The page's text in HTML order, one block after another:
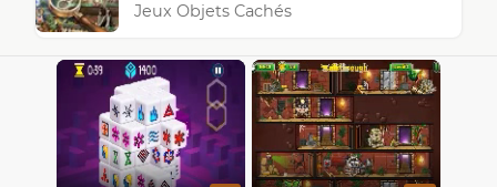
Jeux Objets Cachés